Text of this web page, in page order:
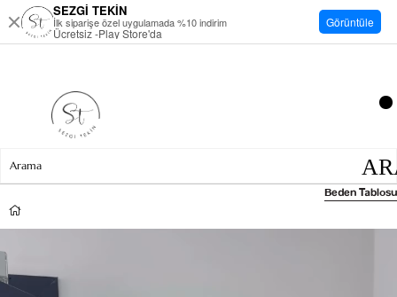
Beden Tablosu
SEZGİ TEKİN
İlk siparişe özel uygulamada %10 indirim
Ücretsiz -Play Store'da
Görüntüle